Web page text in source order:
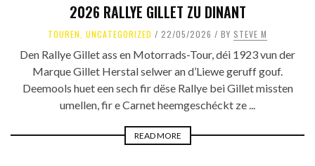
2026 RALLYE GILLET ZU DINANT
TOUREN UNCATEGORIZED 22/05/2026 BY STEVE M
Den Rallye Gillet ass en Motorrads-Tour, déi 1923 vun der
Marque Gillet Herstal selwer an d’Liewe geruff gouf.
Deemools huet een sech fir dëse Rallye bei Gillet missten
umellen, fir e Carnet heemgeschéckt ze ...
READ MORE